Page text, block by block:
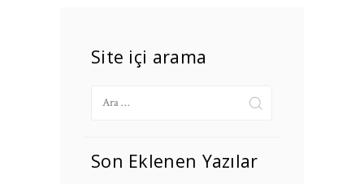
Site içi arama
Son Eklenen Yazılar